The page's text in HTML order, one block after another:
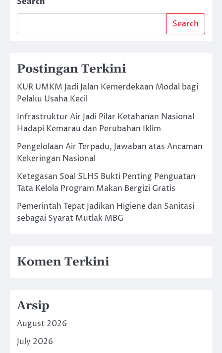
Search
Postingan Terkini
KUR UMKM Jadi Jalan Kemerdekaan Modal bagi
Pelaku Usaha Kecil
Infrastruktur Air Jadi Pilar Ketahanan Nasional
Hadapi Kemarau dan Perubahan Iklim
Pengelolaan Air Terpadu, Jawaban atas Ancaman
Kekeringan Nasional
Ketegasan Soal SLHS Bukti Penting Penguatan
Tata Kelola Program Makan Bergizi Gratis
Pemerintah Tepat Jadikan Higiene dan Sanitasi
sebagai Syarat Mutlak MBG
Komen Terkini
Arsip
August 2026
July 2026